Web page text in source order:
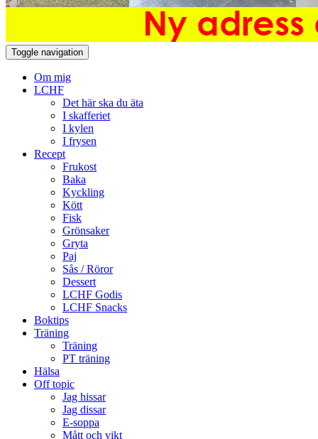
Toggle navigation
Om mig
LCHF
Det här ska du äta
I skafferiet
I kylen
I frysen
Recept
Frukost
Baka
Kyckling
Kött
Fisk
Grönsaker
Gryta
Paj
Sås / Röror
Dessert
LCHF Godis
LCHF Snacks
Boktips
Träning
Träning
PT träning
Hälsa
Off topic
Jag hissar
Jag dissar
E-soppa
Mått och vikt